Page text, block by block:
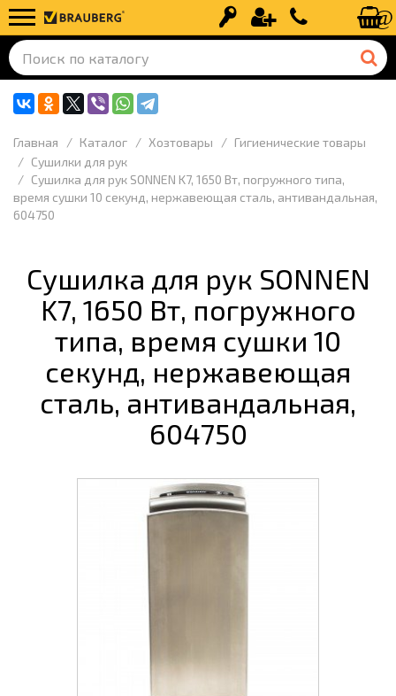
Вход Регистрация+7 (499) 110-
Главная Каталог Хозтовары
Гигиенические товары
Сушилки для рук
Сушилка для рук SONNEN K7, 1650 Вт, погружного типа,
время сушки 10 секунд, нержавеющая сталь, антивандальная,
604750
Сушилка для рук SONNEN
K7, 1650 Вт, погружного
типа, время сушки 10
секунд, нержавеющая
сталь, антивандальная,
604750